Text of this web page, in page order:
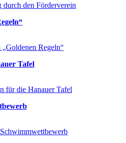
durch den Förderverein
„Goldenen Regeln“
Tafel
für die Hanauer Tafel